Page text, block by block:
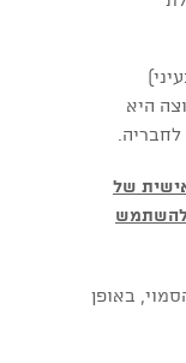
היא
של
באופן